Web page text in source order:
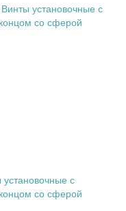
установочные с
со сферой
с
со сферой